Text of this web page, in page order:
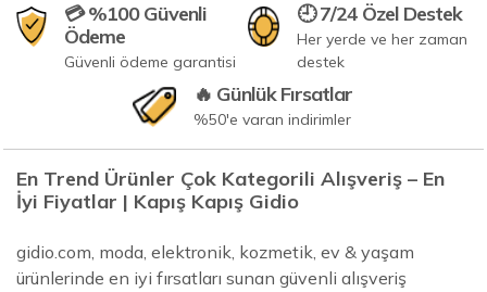
💳 %100 Güvenli
Ödeme
Güvenli ödeme garantisi
🕘 7/24 Özel Destek
Her yerde ve her zaman
destek
🔥 Günlük Fırsatlar
%50'e varan indirimler
En Trend Ürünler Çok Kategorili Alışveriş – En
İyi Fiyatlar | Kapış Kapış Gidio
gidio.com, moda, elektronik, kozmetik, ev & yaşam
ürünlerinde en iyi fırsatları sunan güvenli alışveriş